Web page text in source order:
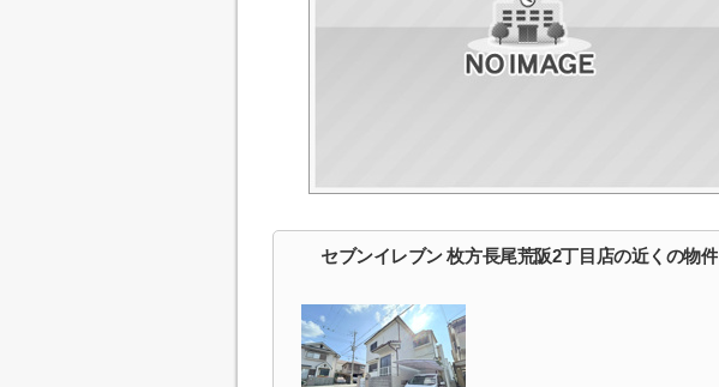
セブンイレブン 枚方長尾荒阪2丁目店の近くの物件